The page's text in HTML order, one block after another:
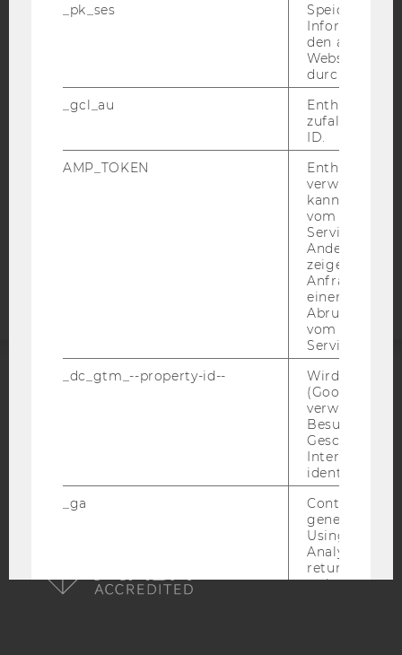
BARRIEREFREIHEITSERKLÄRUNG WEBSEITE
DATENSCHUTZERKLÄRUNG
DATENSCHUTZERKLÄRUNG SOCIAL MEDIA
DATENSCHUTZERKLÄRUNG
STUDIENBEWERBER*INNEN UND STUDIERENDE
Barrierefreiheitserklärung
_pk_ses
Speicherung
den aktuellen
durch
_gcl_au
Enthält eine
ID.
AMP_TOKEN
Enthält ein
verwendet
kann, um
vom AMP-
Service
Andere
zeigen Opt-
Anfrage im
einen Fehler
Abrufen
vom AMP
Service an.
_dc_gtm_--property-id--
Wird von
(Google Tag
verwendet,
Besucher
Geschlecht
Interessen zu
identifizieren.
_ga
Contains a
generated
Using this
Analytics can
returning
website and